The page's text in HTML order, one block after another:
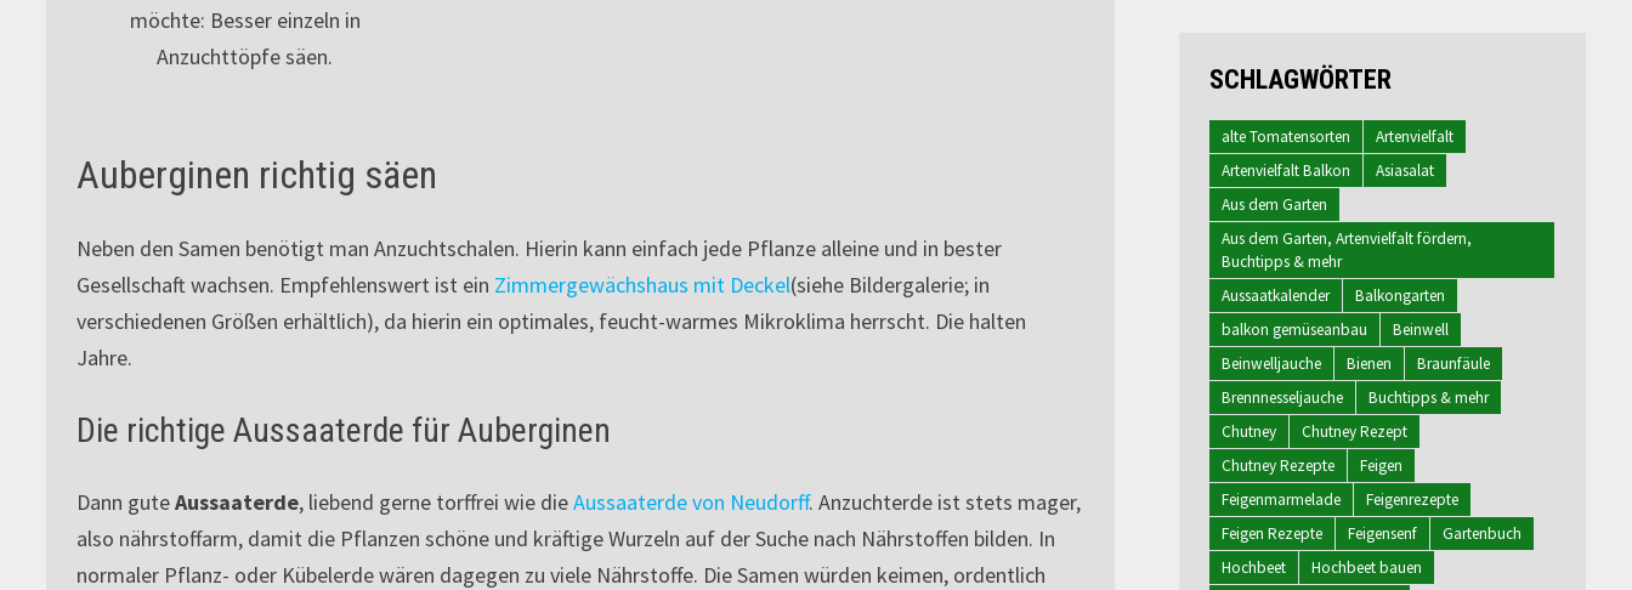
möchte: Besser einzeln in
Anzuchttöpfe säen.
Auberginen richtig säen
Neben den Samen benötigt man Anzuchtschalen. Hierin kann einfach jede Pflanze alleine und in bester
Gesellschaft wachsen. Empfehlenswert ist ein Zimmergewächshaus mit Deckel(siehe Bildergalerie; in
verschiedenen Größen erhältlich), da hierin ein optimales, feucht-warmes Mikroklima herrscht. Die halten
Jahre.
Die richtige Aussaaterde für Auberginen
Dann guteAussaaterde, liebend gerne torffrei wie dieAussaaterde von Neudorff. Anzuchterde ist stets mager,
also nährstoffarm, damit die Pflanzen schöne und kräftige Wurzeln auf der Suche nach Nährstoffen bilden. In
normaler Pflanz- oder Kübelerde wären dagegen zu viele Nährstoffe. Die Samen würden keimen, ordentlich
SCHLAGWÖRTER
alte Tomatensorten
Artenvielfalt
Artenvielfalt Balkon
Asiasalat
Aus dem Garten
Aus dem Garten, Artenvielfalt fördern,
Buchtipps & mehr
Aussaatkalender
Balkongarten
balkon gemüseanbau
Beinwell
Beinwelljauche
Bienen
Braunfäule
Brennnesseljauche
Buchtipps & mehr
Chutney
Chutney Rezept
Chutney Rezepte
Feigen
Feigenmarmelade
Feigenrezepte
Feigen Rezepte
Feigensenf
Gartenbuch
Hochbeet
Hochbeet bauen